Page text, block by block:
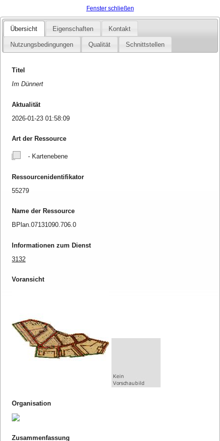
Fenster schließen
Übersicht Eigenschaften Kontakt
Nutzungsbedingungen Qualität Schnittstellen
Titel
Im Dünnert
Aktualität
2026-01-23 01:58:09
Art der Ressource
- Kartenebene
Ressourcenidentifikator
55279
Name der Ressource
BPlan.07131090.706.0
Informationen zum Dienst
3132
Voransicht
Organisation
Zusammenfassung